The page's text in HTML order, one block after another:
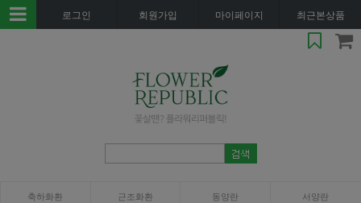
로그인 회원가입 마이페이지 최근본상품
축하화환 근조화환 동양란 서양란